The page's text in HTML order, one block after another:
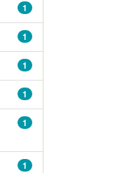
1
1
1
1
1
1